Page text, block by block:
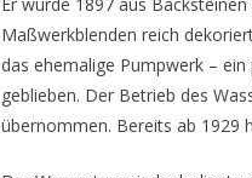
Maßwerkblenden reich
das ehemalige Pumpwerk –
geblieben. Der Betrieb des
übernommen. Bereits ab 1929